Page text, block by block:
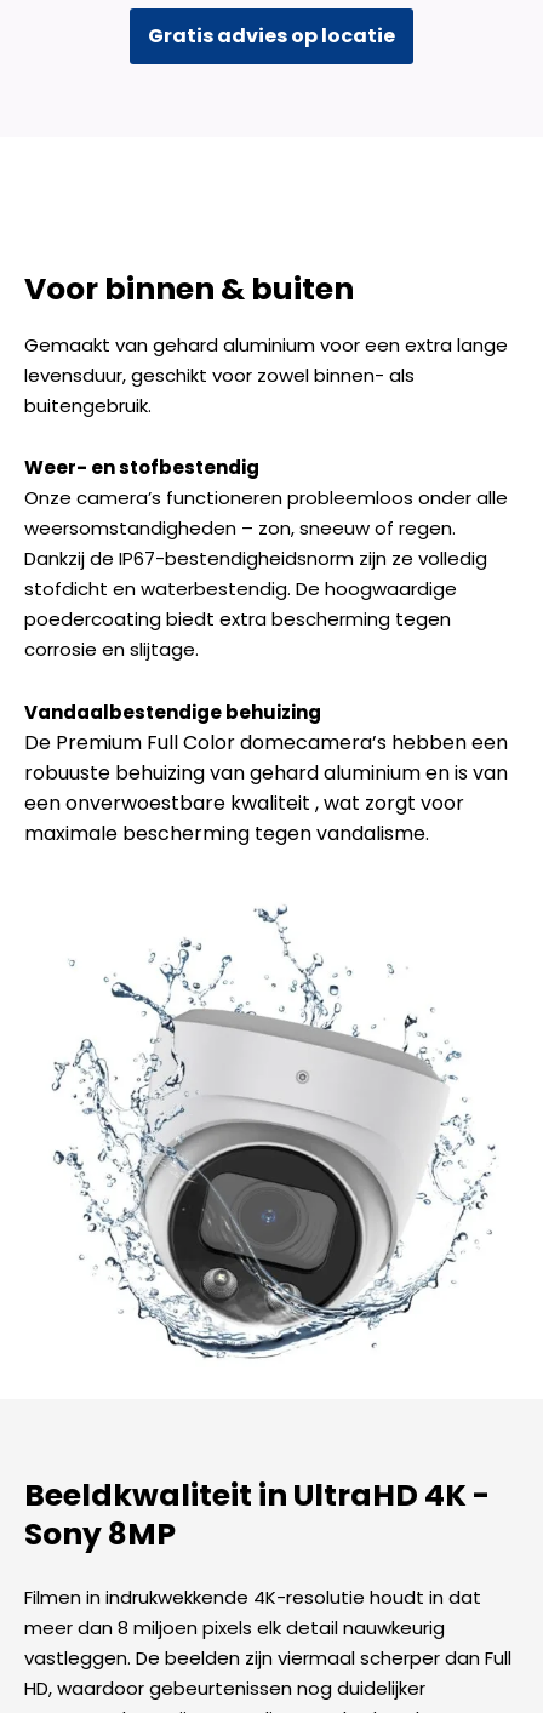
Gratis advies op locatie
Voor binnen & buiten
Gemaakt van gehard aluminium voor een extra lange
levensduur, geschikt voor zowel binnen- als
buitengebruik.
Weer- en stofbestendig
Onze camera’s functioneren probleemloos onder alle
weersomstandigheden – zon, sneeuw of regen.
Dankzij de IP67-bestendigheidsnorm zijn ze volledig
stofdicht en waterbestendig. De hoogwaardige
poedercoating biedt extra bescherming tegen
corrosie en slijtage.
Vandaalbestendige behuizing
De Premium Full Color domecamera’s hebben een
robuuste behuizing van gehard aluminium en is van
een onverwoestbare kwaliteit , wat zorgt voor
maximale bescherming tegen vandalisme.
Beeldkwaliteit in UltraHD 4K -
Sony 8MP​
Filmen in indrukwekkende 4K-resolutie houdt in dat
meer dan 8 miljoen pixels elk detail nauwkeurig
vastleggen. De beelden zijn viermaal scherper dan Full
HD, waardoor gebeurtenissen nog duidelijker